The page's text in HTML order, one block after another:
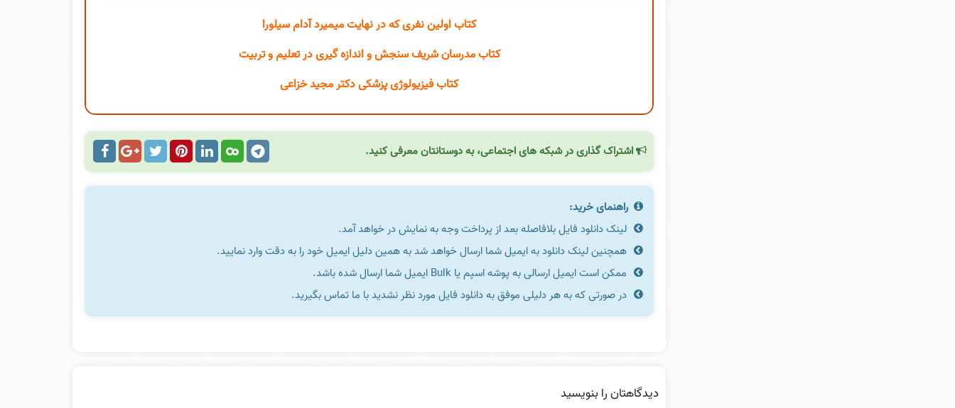
کتاب اولین نفری که در نهایت میمیرد آدام سیلورا
کتاب مدرسان شریف سنجش و اندازه گیری در تعلیم و تربیت
کتاب فیزیولوژی پزشکی دکتر مجید خزاعی
اشتراک گذاری در شبکه های اجتماعی، به دوستانتان معرفی کنید.
راهنمای خرید:
لینک دانلود فایل بلافاصله بعد از پرداخت وجه به نمایش در خواهد آمد.
همچنین لینک دانلود به ایمیل شما ارسال خواهد شد به همین دلیل ایمیل خود را به دقت وارد نمایید.
ممکن است ایمیل ارسالی به پوشه اسپم یا Bulk ایمیل شما ارسال شده باشد.
در صورتی که به هر دلیلی موفق به دانلود فایل مورد نظر نشدید با ما تماس بگیرید.
دیدگاهتان را بنویسید